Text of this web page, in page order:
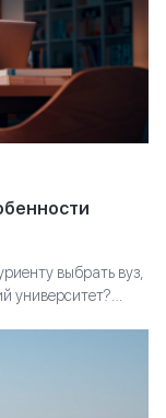
выбрать вуз,
университет?